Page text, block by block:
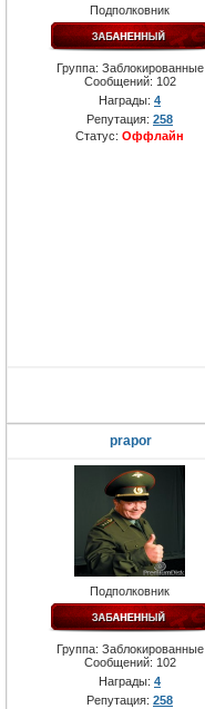
Подполковник
Группа: Заблокированные
Сообщений: 102
Награды: 4
Репутация: 258
Статус: Оффлайн
prapor
Подполковник
Группа: Заблокированные
Сообщений: 102
Награды: 4
Репутация: 258